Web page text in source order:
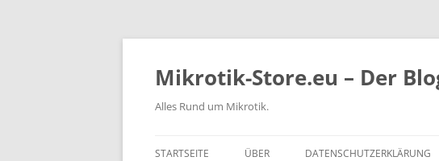
Zum
springen
Mikrotik-Store.eu – Der
Alles Rund um Mikrotik.
STARTSEITE ÜBER DATENSCHUTZERKLÄRUNG